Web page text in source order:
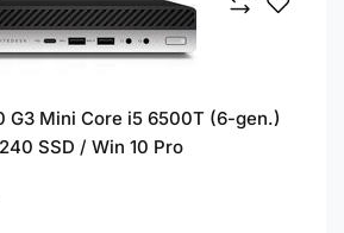
G3 Mini Core i5 6500T (6-gen.)
SSD / Win 10 Pro